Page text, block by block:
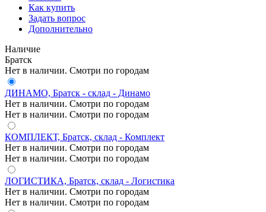
Как купить
Задать вопрос
Дополнительно
Наличие
Братск
Нет в наличии. Смотри по городам
ДИНАМО, Братск - склад - Динамо
Нет в наличии. Смотри по городам
Нет в наличии. Смотри по городам
КОМПЛЕКТ, Братск, склад - Комплект
Нет в наличии. Смотри по городам
Нет в наличии. Смотри по городам
ЛОГИСТИКА, Братск, склад - Логистика
Нет в наличии. Смотри по городам
Нет в наличии. Смотри по городам